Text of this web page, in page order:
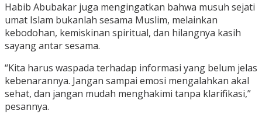
Habib Abubakar juga mengingatkan bahwa musuh sejati
umat Islam bukanlah sesama Muslim, melainkan
kebodohan, kemiskinan spiritual, dan hilangnya kasih
sayang antar sesama.
“Kita harus waspada terhadap informasi yang belum jelas
kebenarannya. Jangan sampai emosi mengalahkan akal
sehat, dan jangan mudah menghakimi tanpa klarifikasi,”
pesannya.